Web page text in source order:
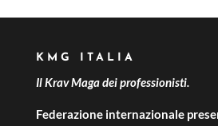
KMG ITALIA
Il Krav Maga dei professionisti.
Federazione internazionale